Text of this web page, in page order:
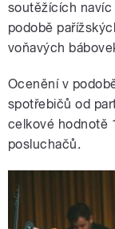
soutěžících navíc
podobě
voňavých
Ocenění v
spotřebičů od
celkové hodnotě
posluchačů.